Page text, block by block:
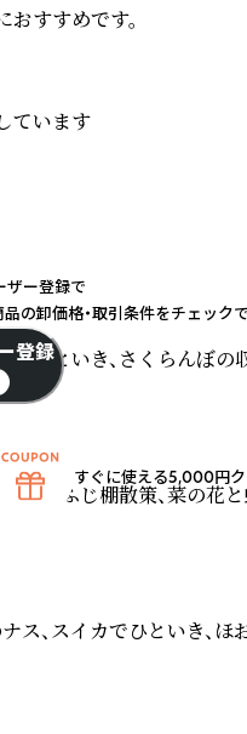
すすめです。
ています
でひといき、さくらんぼの
子、ふじ棚散策、菜の花と
ス、スイカでひといき、ほ
ザー登録で
の卸価格・取引条件をチェック
登録
すぐに使える5,000円ク